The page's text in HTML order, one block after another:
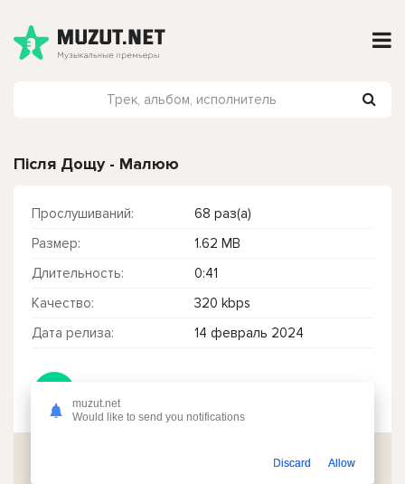
Після Дощу - Малюю
Прослушиваний:
68 раз(а)
Размер:
1.62 MB
Длительность:
0:41
Качество:
320 kbps
Дата релиза:
14 февраль 2024
muzut.net
Would like to send you notifications
Discard Allow